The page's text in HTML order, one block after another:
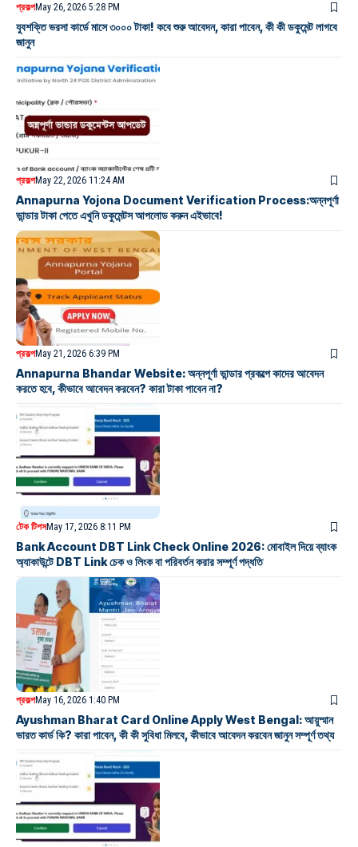
প্রকল্পMay 26, 2026 5:28 PM
যুবশক্তি ভরসা কার্ডে মাসে ৩০০০ টাকা! কবে শুরু আবেদন, কারা পাবেন, কী কী ডকুমেন্ট লাগবে
জানুন
প্রকল্পMay 22, 2026 11:24 AM
Annapurna Yojona Document Verification Process:অন্নপূর্ণা
ভান্ডার টাকা পেতে এখুনি ডকুমেন্টস আপলোড করুন এইভাবে!
প্রকল্পMay 21, 2026 6:39 PM
Annapurna Bhandar Website: অন্নপূর্ণা ভান্ডার প্রকল্পে কাদের আবেদন
করতে হবে, কীভাবে আবেদন করবেন? কারা টাকা পাবেন না?
টেক টিপসMay 17, 2026 8:11 PM
Bank Account DBT Link Check Online 2026: মোবাইল দিয়ে ব্যাংক
অ্যাকাউন্টে DBT Link চেক ও লিংক বা পরিবর্তন করার সম্পূর্ণ পদ্ধতি
প্রকল্পMay 16, 2026 1:40 PM
Ayushman Bharat Card Online Apply West Bengal: আয়ুস্মান
ভারত কার্ড কি? কারা পাবেন, কী কী সুবিধা মিলবে, কীভাবে আবেদন করবেন জানুন সম্পূর্ণ তথ্য